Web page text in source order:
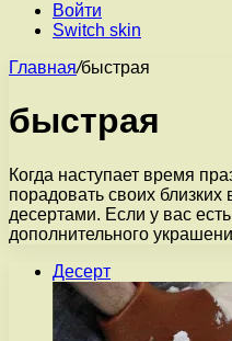
Войти
Switch skin
Главная/быстрая
быстрая
Когда наступает время
порадовать своих
десертами. Если у вас
дополнительного
Десерт